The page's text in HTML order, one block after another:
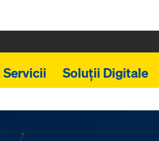
Servicii Soluții Digitale